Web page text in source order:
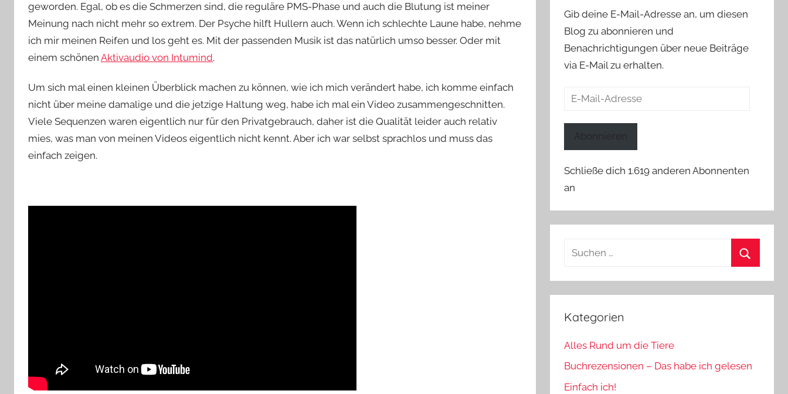
geworden. Egal, ob es die Schmerzen sind, die reguläre PMS-Phase und auch die Blutung ist meiner
Meinung nach nicht mehr so extrem. Der Psyche hilft Hullern auch. Wenn ich schlechte Laune habe, nehme
ich mir meinen Reifen und los geht es. Mit der passenden Musik ist das natürlich umso besser. Oder mit
einem schönen Aktivaudio von Intumind.
Um sich mal einen kleinen Überblick machen zu können, wie ich mich verändert habe, ich komme einfach
nicht über meine damalige und die jetzige Haltung weg, habe ich mal ein Video zusammengeschnitten.
Viele Sequenzen waren eigentlich nur für den Privatgebrauch, daher ist die Qualität leider auch relativ
mies, was man von meinen Videos eigentlich nicht kennt. Aber ich war selbst sprachlos und muss das
einfach zeigen.
Gib deine E-Mail-Adresse an, um diesen
Blog zu abonnieren und
Benachrichtigungen über neue Beiträge
via E-Mail zu erhalten.
E-
Abonnieren
Schließe dich 1.619 anderen Abonnenten
an
Suchen
Kategorien
Alles Rund um die Tiere
Buchrezensionen – Das habe ich gelesen
Einfach ich!